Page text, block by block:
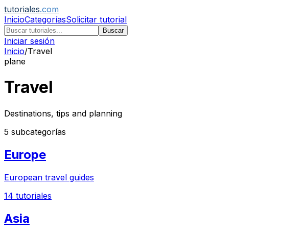
tutoriales.com
InicioCategoríasSolicitar tutorial
Buscar
Iniciar sesión
Inicio/Travel
plane
Travel
Destinations, tips and planning
5 subcategorías
Europe
European travel guides
14 tutoriales
Asia